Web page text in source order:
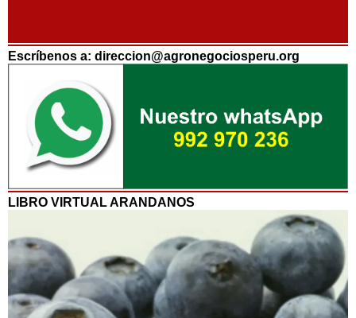
Escríbenos a: direccion@agronegociosperu.org
LIBRO VIRTUAL ARANDANOS